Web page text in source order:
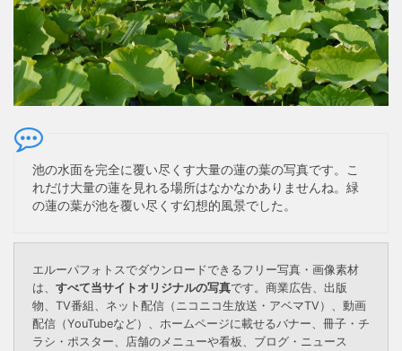
池の水面を完全に覆い尽くす大量の蓮の葉の写真です。こ
れだけ大量の蓮を見れる場所はなかなかありませんね。緑
の蓮の葉が池を覆い尽くす幻想的風景でした。
エルーパフォトスでダウンロードできるフリー写真・画像素材
は、 すべて当サイトオリジナルの写真です。商業広告、出版
物、TV番組、ネット配信（ニコニコ生放送・アベマTV）、動画
配信（YouTubeなど）、ホームページに載せるバナー、冊子・チ
ラシ・ポスター、店舗のメニューや看板、ブログ・ニュース